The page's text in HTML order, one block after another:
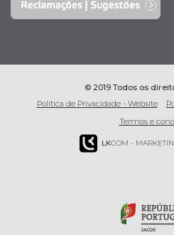
© 2019 Todos os
Política de Privacidade - Website
Termos e
LKCOM -